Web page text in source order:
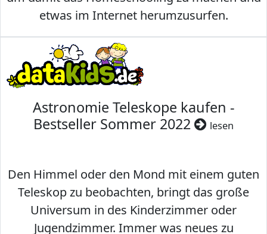
etwas im Internet herumzusurfen.
Astronomie Teleskope kaufen -
Bestseller Sommer 2022
lesen
Den Himmel oder den Mond mit einem guten
Teleskop zu beobachten, bringt das große
Universum in des Kinderzimmer oder
Jugendzimmer. Immer was neues zu